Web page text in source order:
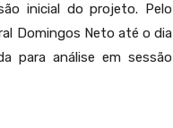
inicial do projeto. Pelo
Domingos Neto até o dia
para análise em sessão